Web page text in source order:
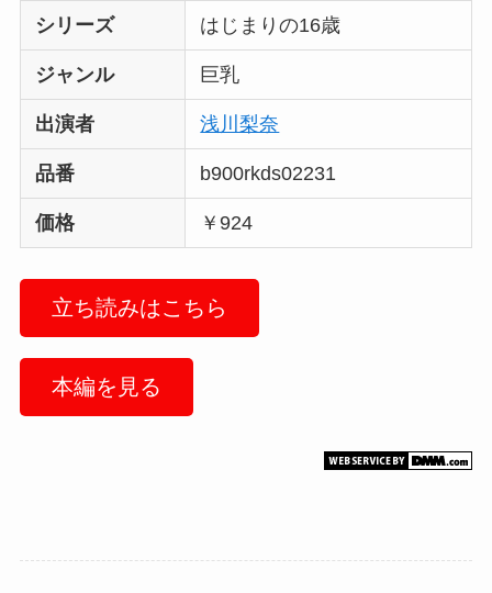
シリーズ はじまりの16歳
ジャンル 巨乳
出演者 浅川梨奈
品番 b900rkds02231
価格 ￥924
立ち読みはこちら
本編を見る